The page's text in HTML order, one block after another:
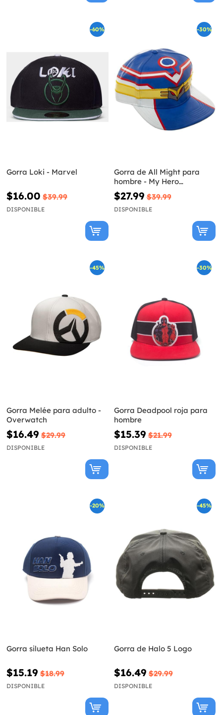
-60%
Gorra Loki - Marvel
$16.00 $39.99
DISPONIBLE
-30%
Gorra de All Might para
hombre - My Hero
Academia
$27.99 $39.99
DISPONIBLE
-45%
Gorra Melée para adulto -
Overwatch
$16.49 $29.99
DISPONIBLE
-30%
Gorra Deadpool roja para
hombre
$15.39 $21.99
DISPONIBLE
-20%
Gorra silueta Han Solo
$15.19 $18.99
DISPONIBLE
-45%
Gorra de Halo 5 Logo
$16.49 $29.99
DISPONIBLE